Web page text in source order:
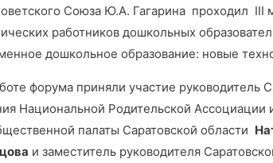
Союза Ю.А. Гагарина проходил
работников дошкольных
дошкольное образование: новые
форума приняли участие руководитель
Национальной Родительской Ассоциации
палаты Саратовской области
и заместитель руководителя